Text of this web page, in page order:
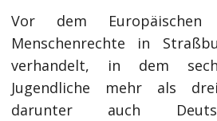
Vor dem
Menschenrechte in
verhandelt, in dem
Jugendliche mehr als
darunter auch